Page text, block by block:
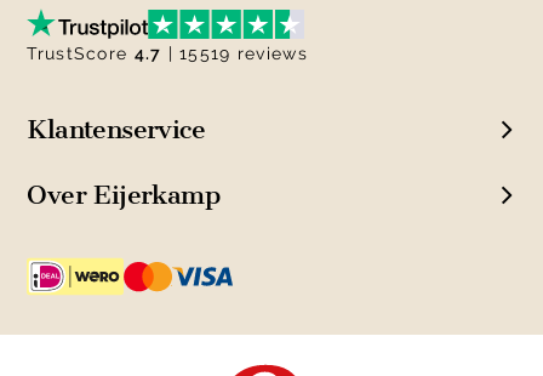
Klantenservice
Over Eijerkamp
TrustScore 4.7 | 15519 reviews